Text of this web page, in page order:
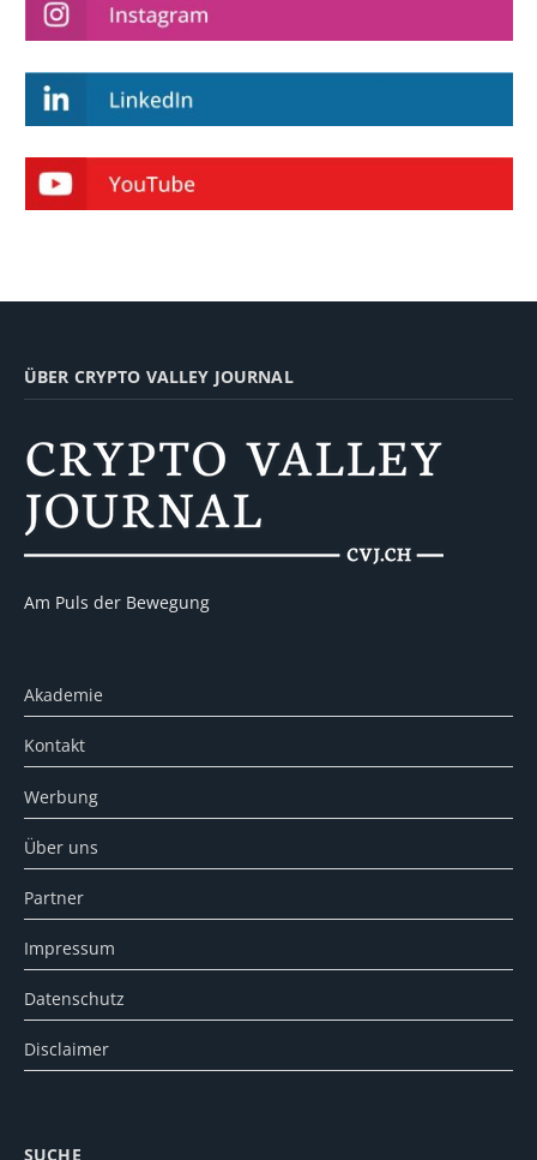
ÜBER CRYPTO VALLEY JOURNAL
Am Puls der Bewegung
Akademie
Kontakt
Werbung
Über uns
Partner
Impressum
Datenschutz
Disclaimer
SUCHE